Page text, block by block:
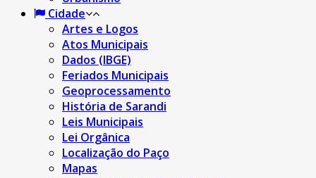
Cidade
Artes e Logos
Atos Municipais
Dados (IBGE)
Feriados Municipais
Geoprocessamento
História de Sarandi
Leis Municipais
Lei Orgânica
Localização do Paço
Mapas